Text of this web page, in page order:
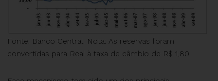
Fonte: Banco Central. Nota: As reservas foram
convertidas para Real à taxa de câmbio de R$ 1,80.